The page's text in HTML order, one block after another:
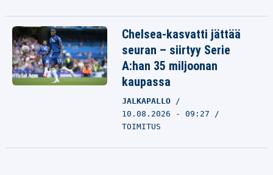
Chelsea-kasvatti jättää
seuran – siirtyy Serie
A:han 35 miljoonan
kaupassa
JALKAPALLO
10.08.2026 - 09:27
TOIMITUS